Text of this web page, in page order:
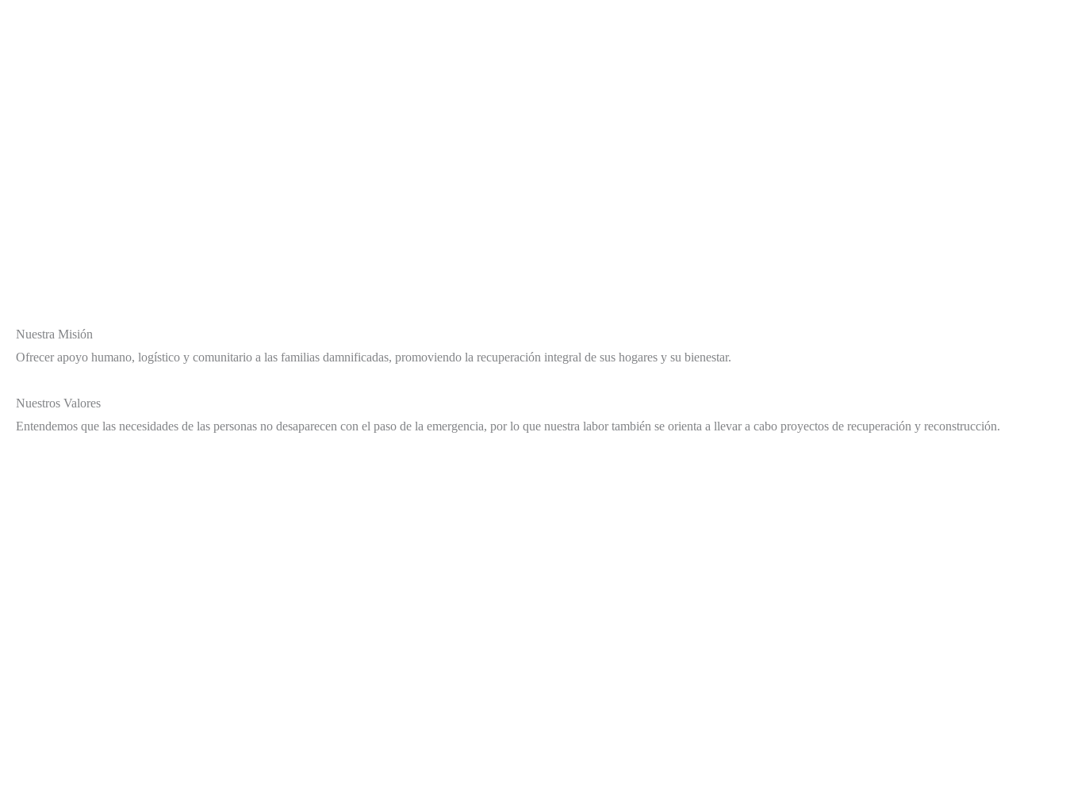
Nuestra Misión
Ofrecer apoyo humano, logístico y comunitario a las familias damnificadas, promoviendo la recuperación integral de sus hogares y su bienestar.
Nuestros Valores
Entendemos que las necesidades de las personas no desaparecen con el paso de la emergencia, por lo que nuestra labor también se orienta a llevar a cabo proyectos de recuperación y reconstrucción.